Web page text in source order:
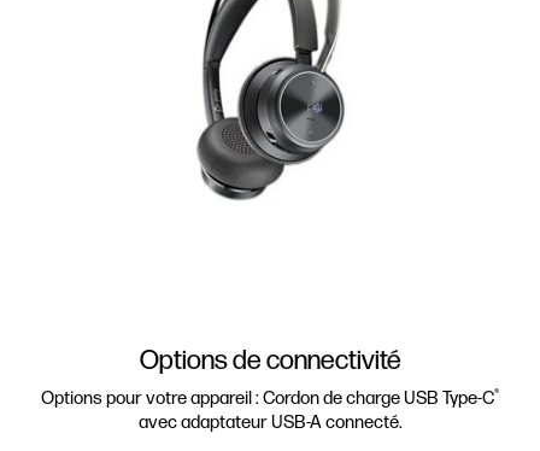
Options de connectivité
Options pour votre appareil : Cordon de charge USB Type-C®
avec adaptateur USB-A connecté.